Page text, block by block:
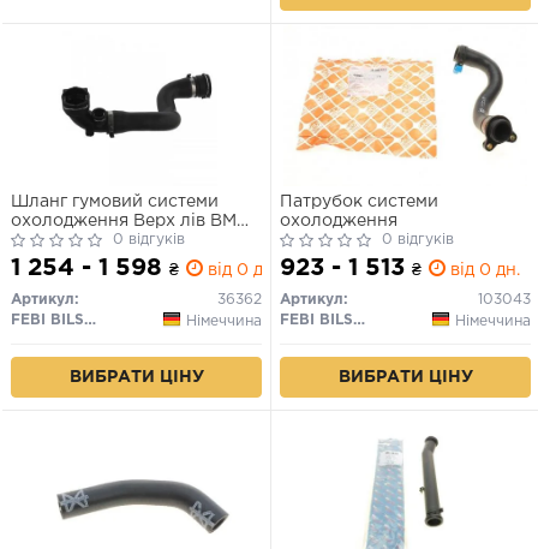
Шланг гумовий системи
охолодження Верх лів BMW
X5 (E53) 3.0 04.00-10.06
0 відгуків
1 254 - 1 598 ₴ від 0 дн.
Артикул:
36362
FEBI BILSTEIN
Німеччина
ВИБРАТИ ЦІНУ
Патрубок системи
охолодження
0 відгуків
923 - 1 513 ₴ від 0 дн.
Артикул:
103043
FEBI BILSTEIN
Німеччина
ВИБРАТИ ЦІНУ